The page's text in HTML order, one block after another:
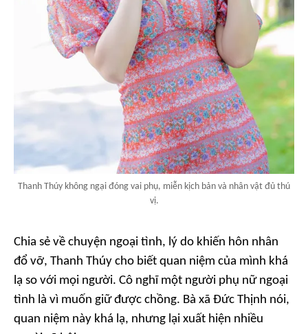
Thanh Thúy không ngại đóng vai phụ, miễn kịch bản và nhân vật đủ thú
vị.
Chia sẻ về chuyện ngoại tình, lý do khiến hôn nhân
đổ vỡ, Thanh Thúy cho biết quan niệm của mình khá
lạ so với mọi người. Cô nghĩ một người phụ nữ ngoại
tình là vì muốn giữ được chồng. Bà xã Đức Thịnh nói,
quan niệm này khá lạ, nhưng lại xuất hiện nhiều